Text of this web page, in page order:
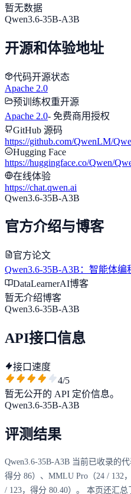
暂无数据
Qwen3.6-35B-A3B
开源和体验地址
代码开源状态
Apache 2.0
预训练权重开源
Apache 2.0- 免费商用授权
GitHub 源码
https://github.com/QwenLM/
Hugging Face
https://huggingface.co/Qwen/
在线体验
https://chat.qwen.ai
Qwen3.6-35B-A3B
官方介绍与博客
官方论文
Qwen3.6-35B-A3B：智能体
DataLearnerAI博客
暂无介绍博客
Qwen3.6-35B-A3B
API接口信息
接口速度
4/5
暂无公开的 API 定价信息。
Qwen3.6-35B-A3B
评测结果
Qwen3.6-35B-A3B 当前已收录的
得分 86）、MMLU Pro（24 / 132
/ 123，得分 80.40）。 本页还汇